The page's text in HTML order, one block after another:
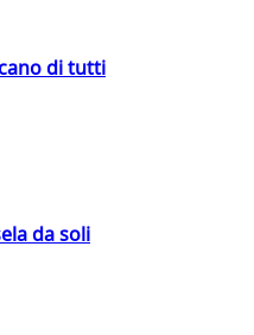
di tutti
da soli